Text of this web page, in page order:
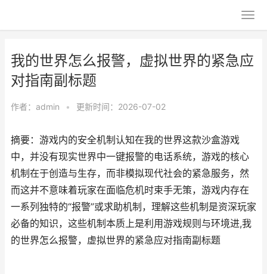
我的世界怎么报警，虚拟世界的紧急应
对指南副标题
作者： admin • 更新时间：2026-07-02
摘要：游戏内的安全机制认知在我的世界这款沙盒游戏
中，并没有现实世界中一键报警的电话系统，游戏的核心
机制在于创造与生存，而非模拟现代社会的紧急服务，然
而这并不意味着玩家在面临危机时束手无策，游戏内存在
一系列独特的“报警”或求助机制，理解这些机制是资深玩家
必备的知识，这些机制本质上是利用游戏规则与环境进,我
的世界怎么报警，虚拟世界的紧急应对指南副标题